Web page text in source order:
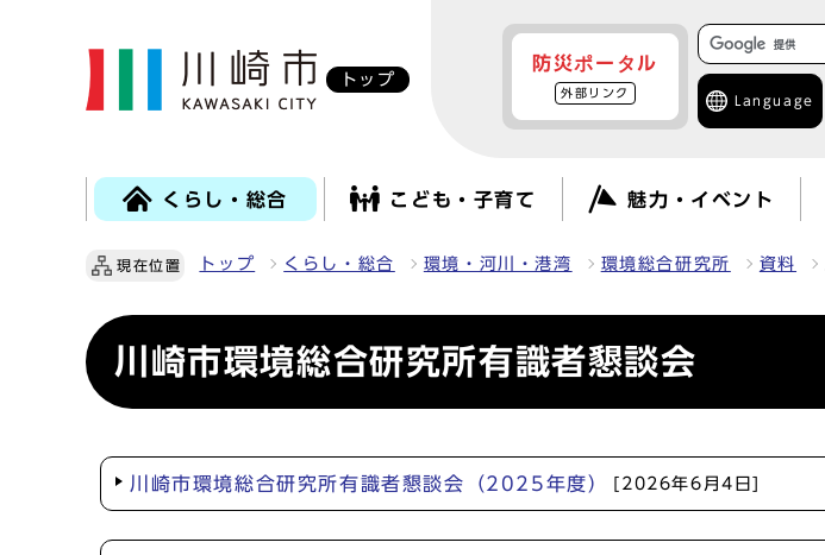
トップ
防災ポータル
外部リンク
Language
くらし・総合 こども・子育て 魅力・イベント
現在位置 トップ くらし・総合 環境・河川・港湾 環境総合研究所 資料
川崎市環境総合研究所有識者懇談会
川崎市環境総合研究所有識者懇談会（2025年度） [2026年6月4日]